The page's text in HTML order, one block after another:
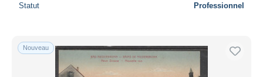
Statut Professionnel
Nouveau